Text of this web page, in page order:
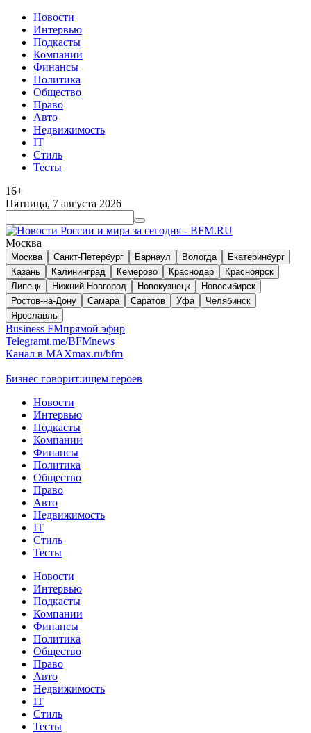
Новости
Интервью
Подкасты
Компании
Финансы
Политика
Общество
Право
Авто
Недвижимость
IT
Стиль
Тесты
16+
Пятница, 7 августа 2026
Москва
Москва Санкт-Петербург Барнаул Вологда
Екатеринбург
Казань
Калининград Кемерово Краснодар
Красноярск
Липецк
Нижний Новгород Новокузнецк
Новосибирск
Ростов-на-Дону
Самара Саратов Уфа
Челябинск
Ярославль
Business FMпрямой эфир
Telegramt.me/BFMnews
Канал в MAXmax.ru/bfm
Бизнес говорит:ищем героев
Новости
Интервью
Подкасты
Компании
Финансы
Политика
Общество
Право
Авто
Недвижимость
IT
Стиль
Тесты
Новости
Интервью
Подкасты
Компании
Финансы
Политика
Общество
Право
Авто
Недвижимость
IT
Стиль
Тесты